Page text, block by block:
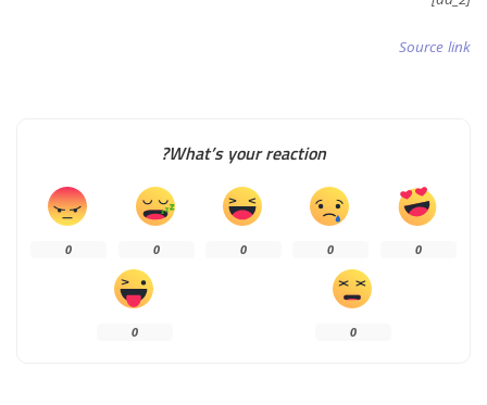
Source link
What’s your reaction?
0
0
0
0
0
0
0